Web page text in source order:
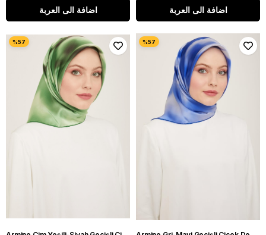
اضافة الى العربة اضافة الى العربة